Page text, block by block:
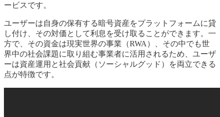
ービスです。
ユーザーは自身の保有する暗号資産をプラットフォームに貸
し付け、その対価として利息を受け取ることができます。一
方で、その資金は現実世界の事業（RWA）、その中でも世
界中の社会課題に取り組む事業者に活用されるため、ユーザ
ーは資産運用と社会貢献（ソーシャルグッド）を両立できる
点が特徴です。